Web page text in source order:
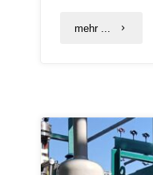
mehr ...
Cluster-
Projekts